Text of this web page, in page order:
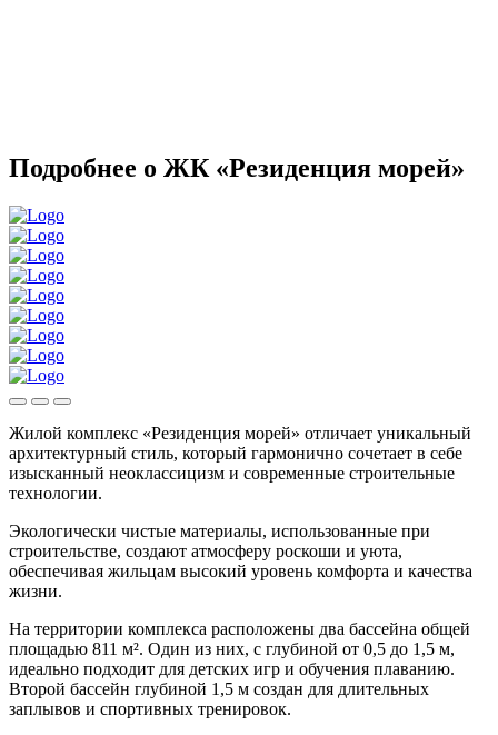
Подробнее о ЖК «Резиденция морей»
Жилой комплекс «Резиденция морей» отличает уникальный
архитектурный стиль, который гармонично сочетает в себе
изысканный неоклассицизм и современные строительные
технологии.
Экологически чистые материалы, использованные при
строительстве, создают атмосферу роскоши и уюта,
обеспечивая жильцам высокий уровень комфорта и качества
жизни.
На территории комплекса расположены два бассейна общей
площадью 811 м². Один из них, с глубиной от 0,5 до 1,5 м,
идеально подходит для детских игр и обучения плаванию.
Второй бассейн глубиной 1,5 м создан для длительных
заплывов и спортивных тренировок.